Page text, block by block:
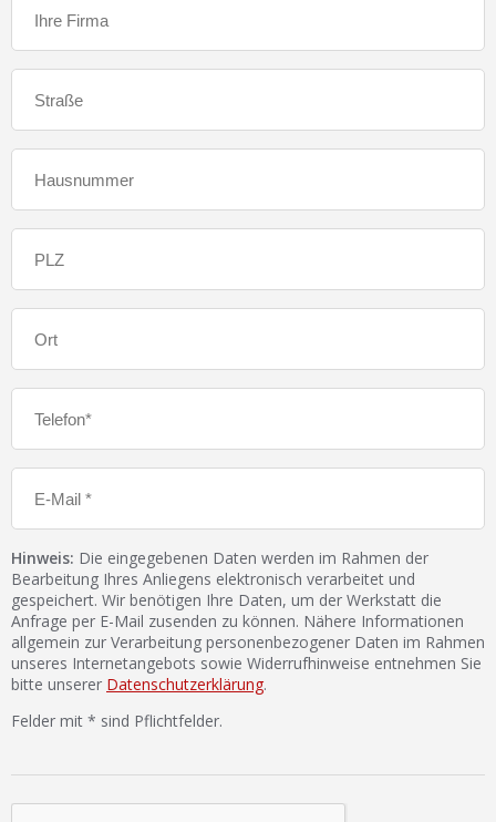
Hinweis: Die eingegebenen Daten werden im Rahmen der
Bearbeitung Ihres Anliegens elektronisch verarbeitet und
gespeichert. Wir benötigen Ihre Daten, um der Werkstatt die
Anfrage per E-Mail zusenden zu können. Nähere Informationen
allgemein zur Verarbeitung personenbezogener Daten im Rahmen
unseres Internetangebots sowie Widerrufhinweise entnehmen Sie
bitte unserer Datenschutzerklärung.
Felder mit * sind Pflichtfelder.